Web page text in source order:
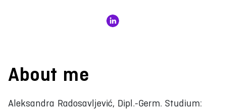
About me
Aleksandra Radosavljević, Dipl.-Germ. Studium: